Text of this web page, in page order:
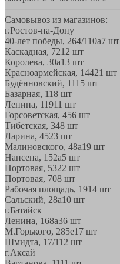
Самовывоз из магазинов:
г.Ростов-на-Дону
40-лет победы, 264/110а7 шт
Каскадная, 7212 шт
Королева, 30а13 шт
Красноармейская, 14421 шт
Будённовский, 1115 шт
Базарная, 118 шт
Ленина, 11911 шт
Горсоветская, 456 шт
Тибетская, 348 шт
Ларина, 4523 шт
Малиновского, 48а19 шт
Нансена, 152а5 шт
Портовая, 5322 шт
Портовая, 708 шт
Рабочая площадь, 1914 шт
Сальский, 28a10 шт
г.Батайск
Ленина, 168а36 шт
М.Горького, 285е17 шт
Шмидта, 17/112 шт
г.Аксай